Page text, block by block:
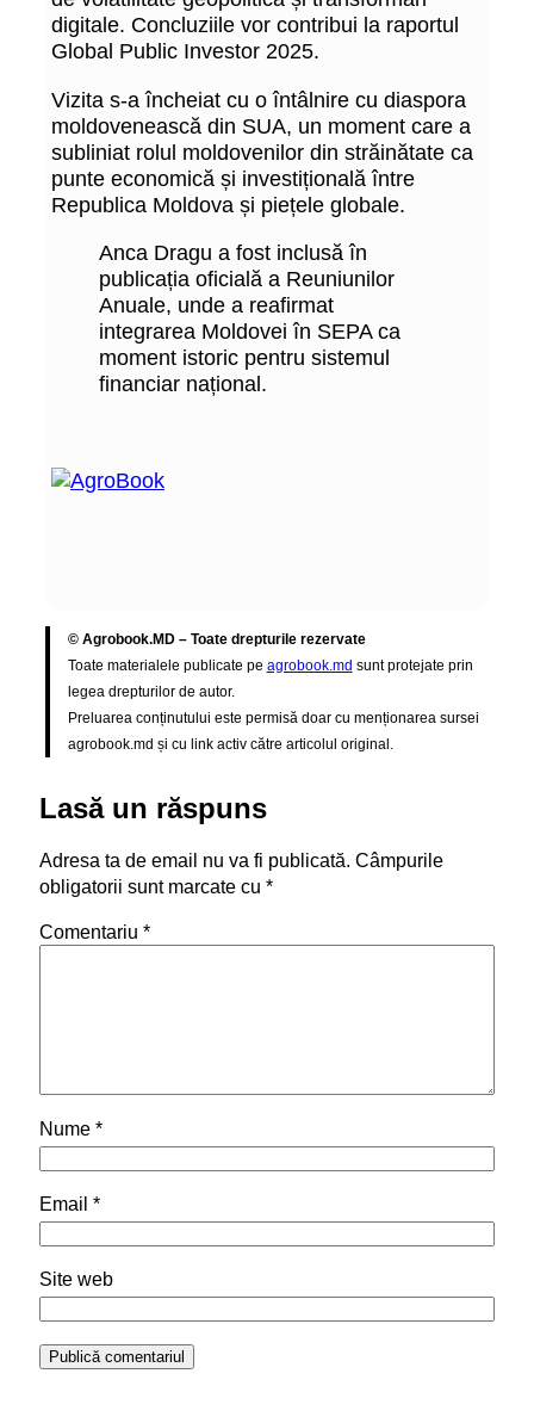
digitale. Concluziile vor contribui la raportul
Global Public Investor 2025.
Vizita s-a încheiat cu o întâlnire cu diaspora
moldovenească din SUA, un moment care a
subliniat rolul moldovenilor din străinătate ca
punte economică și investițională între
Republica Moldova și piețele globale.
Anca Dragu a fost inclusă în
publicația oficială a Reuniunilor
Anuale, unde a reafirmat
integrarea Moldovei în SEPA ca
moment istoric pentru sistemul
financiar național.
© Agrobook.MD – Toate drepturile rezervate
Toate materialele publicate pe agrobook.md sunt protejate prin
legea drepturilor de autor.
Preluarea conținutului este permisă doar cu menționarea sursei
agrobook.md și cu link activ către articolul original.
Lasă un răspuns
Adresa ta de email nu va fi publicată. Câmpurile
obligatorii sunt marcate cu *
Comentariu *
Nume *
Email *
Site web